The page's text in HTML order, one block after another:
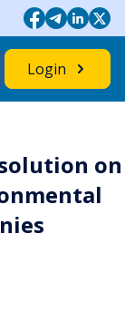
Login
on